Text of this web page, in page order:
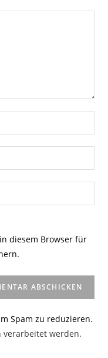
diesem Browser für
Spam zu reduzieren.
verarbeitet werden.